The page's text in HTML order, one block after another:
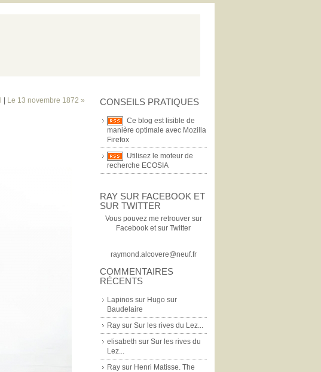
CONSEILS PRATIQUES
Ce blog est lisible de
manière optimale avec Mozilla
Firefox
Utilisez le moteur de
recherche ECOSIA
RAY SUR FACEBOOK ET
SUR TWITTER
Vous pouvez me retrouver sur
Facebook et sur Twitter
raymond.alcovere@neuf.fr
COMMENTAIRES
RÉCENTS
Lapinos sur Hugo sur
Baudelaire
Ray sur Sur les rives du Lez...
elisabeth sur Sur les rives du
Lez...
Ray sur Henri Matisse. The
Le 13 novembre 1872 »